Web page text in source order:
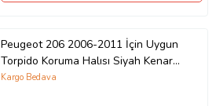
Peugeot 206 2006-2011 İçin Uygun
Torpido Koruma Halısı Siyah Kenar
Renk Mavi
Kargo Bedava